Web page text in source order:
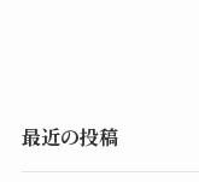
最近の投稿